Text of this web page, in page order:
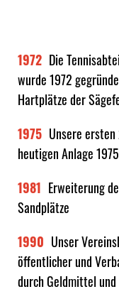
1972 Die
wurde 1972
Hartplätze der
1975 Unsere
heutigen Anlage
1981 Erweiterung
Sandplätze
1990 Unser
öffentlicher und
durch Geldmittel